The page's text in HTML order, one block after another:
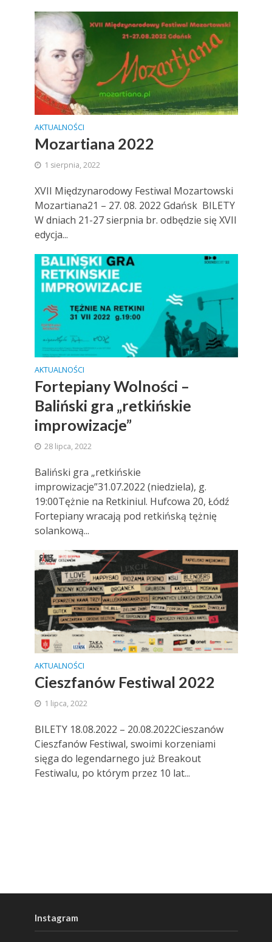
AKTUALNOŚCI
Mozartiana 2022
1 sierpnia, 2022
XVII Międzynarodowy Festiwal Mozartowski
Mozartiana21 – 27. 08. 2022 Gdańsk BILETY
W dniach 21-27 sierpnia br. odbędzie się XVII
edycja...
AKTUALNOŚCI
Fortepiany Wolności –
Baliński gra „retkińskie
improwizacje”
28 lipca, 2022
Baliński gra „retkińskie
improwizacje”31.07.2022 (niedziela), g.
19:00Tężnie na Retkiniul. Hufcowa 20, Łódź
Fortepiany wracają pod retkińską tężnię
solankową...
AKTUALNOŚCI
Cieszfanów Festiwal 2022
1 lipca, 2022
BILETY 18.08.2022 – 20.08.2022Cieszanów
Cieszfanów Festiwal, swoimi korzeniami
sięga do legendarnego już Breakout
Festiwalu, po którym przez 10 lat...
Instagram